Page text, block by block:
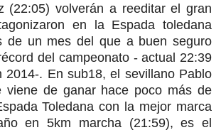
(22:05) volverán a reeditar el gran
en la Espada toledana
de un mes del que a buen seguro
del campeonato - actual 22:39
2014-. En sub18, el sevillano Pablo
viene de ganar hace poco más de
Toledana con la mejor marca
en 5km marcha (21:59), es el